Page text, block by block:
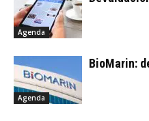
Agenda
Agenda
BioMarin: